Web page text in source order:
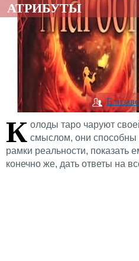
АТРИБУТЫ
К олоды таро чаруют
смыслом, они способны
рамки реальности, показать
конечно же, дать ответы на